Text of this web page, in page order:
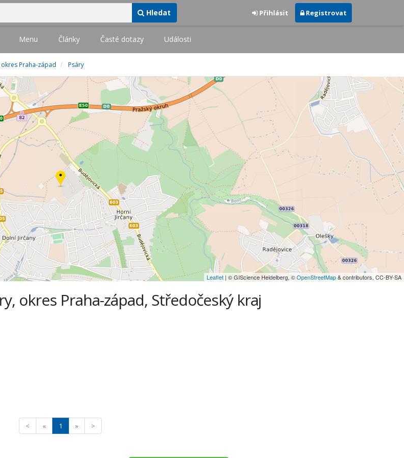
Hledat Přihlásit Registrovat
Menu Články Časté dotazy Události
okres Praha-západ Psáry
Leaflet | © GIScience Heidelberg, ©OpenStreetMap& contributors, CC-BY-SA
okres Praha-západ, Středočeský kraj
< « 1 » >